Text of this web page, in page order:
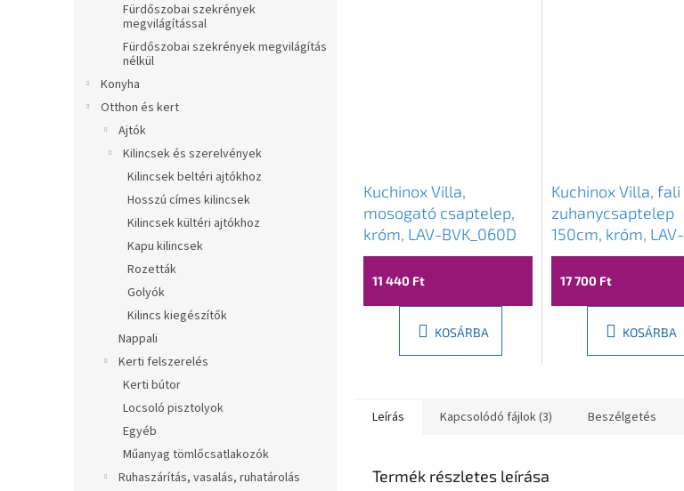
Fürdőszobai szekrények
megvilágítással
Fürdőszobai szekrények megvilágítás
nélkül
Konyha
Otthon és kert
Ajtók
Kilincsek és szerelvények
Kilincsek beltéri ajtókhoz
Hosszú címes kilincsek
Kilincsek kültéri ajtókhoz
Kapu kilincsek
Rozetták
Golyók
Kilincs kiegészítők
Nappali
Kerti felszerelés
Kerti bútor
Locsoló pisztolyok
Egyéb
Műanyag tömlőcsatlakozók
Ruhaszárítás, vasalás, ruhatárolás
Kuchinox Villa,
mosogató csaptelep,
króm, LAV-BVK_060D
11 440 Ft
KOSÁRBA
Kuchinox Villa, fali
zuhanycsaptelep
150cm, króm, LAV-
BVK_040D
17 700 Ft
KOSÁRBA
Leírás Kapcsolódó fájlok (3) Beszélgetés
Termék részletes leírása